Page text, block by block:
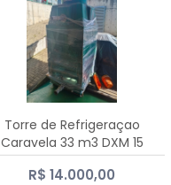
Torre de Refrigeraçao
Caravela 33 m3 DXM 15
R$ 14.000,00